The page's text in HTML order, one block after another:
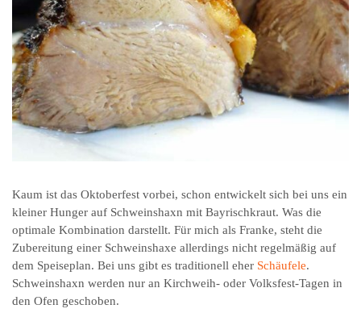
Kaum ist das Oktoberfest vorbei, schon entwickelt sich bei uns ein
kleiner Hunger auf Schweinshaxn mit Bayrischkraut. Was die
optimale Kombination darstellt. Für mich als Franke, steht die
Zubereitung einer Schweinshaxe allerdings nicht regelmäßig auf
dem Speiseplan. Bei uns gibt es traditionell eher Schäufele.
Schweinshaxn werden nur an Kirchweih- oder Volksfest-Tagen in
den Ofen geschoben.